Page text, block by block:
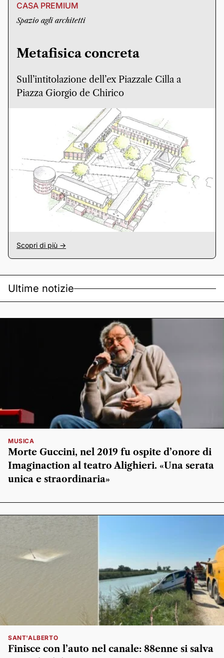
CASA PREMIUM
Spazio agli architetti
Metafisica concreta
Sull’intitolazione dell’ex Piazzale Cilla a
Piazza Giorgio de Chirico
Scopri di più ->
Ultime notizie
MUSICA
Morte Guccini, nel 2019 fu ospite d’onore di
Imaginaction al teatro Alighieri. «Una serata
unica e straordinaria»
SANT'ALBERTO
Finisce con l’auto nel canale: 88enne si salva